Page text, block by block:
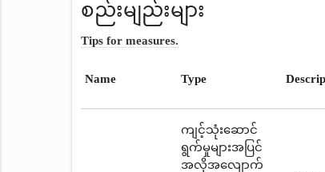
စည်းမျည်းများ
Tips for measures.
Name Type
ကျင့်သုံးဆောင်
ရွက်မှုများအပြင်
အလိုအလျောက်